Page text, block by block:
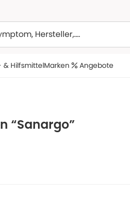
& HilfsmittelMarken Angebote
“Sanargo”